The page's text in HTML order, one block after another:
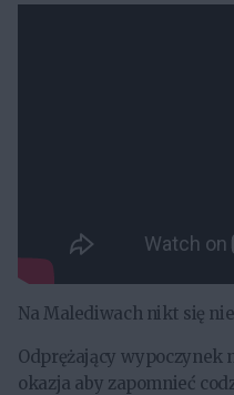
Na Malediwach nikt się
Odprężający wypoczynek
okazja aby zapomnieć